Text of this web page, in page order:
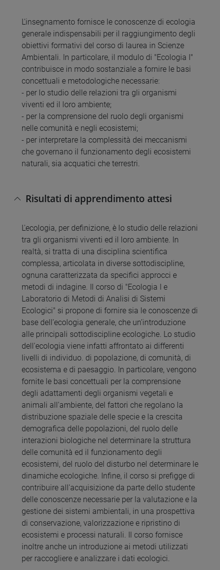
L'insegnamento fornisce le conoscenze di ecologia
generale indispensabili per il raggiungimento degli
obiettivi formativi del corso di laurea in Scienze
Ambientali. In particolare, il modulo di "Ecologia I"
contribuisce in modo sostanziale a fornire le basi
concettuali e metodologiche necessarie:
- per lo studio delle relazioni tra gli organismi
viventi ed il loro ambiente;
- per la comprensione del ruolo degli organismi
nelle comunità e negli ecosistemi;
- per interpretare la complessità dei meccanismi
che governano il funzionamento degli ecosistemi
naturali, sia acquatici che terrestri.
Risultati di apprendimento attesi
L'ecologia, per definizione, è lo studio delle relazioni
tra gli organismi viventi ed il loro ambiente. In
realtà, si tratta di una disciplina scientifica
complessa, articolata in diverse sottodiscipline,
ognuna caratterizzata da specifici approcci e
metodi di indagine. Il corso di "Ecologia I e
Laboratorio di Metodi di Analisi di Sistemi
Ecologici" si propone di fornire sia le conoscenze di
base dell’ecologia generale, che un’introduzione
alle principali sottodiscipline ecologiche. Lo studio
dell'ecologia viene infatti affrontato ai differenti
livelli di individuo. di popolazione, di comunità, di
ecosistema e di paesaggio. In particolare, vengono
fornite le basi concettuali per la comprensione
degli adattamenti degli organismi vegetali e
animali all'ambiente, del fattori che regolano la
distribuzione spaziale delle specie e la crescita
demografica delle popolazioni, del ruolo delle
interazioni biologiche nel determinare la struttura
delle comunità ed il funzionamento degli
ecosistemi, del ruolo del disturbo nel determinare le
dinamiche ecologiche. Infine, il corso si prefigge di
contribuire all'acquisizione da parte dello studente
delle conoscenze necessarie per la valutazione e la
gestione dei sistemi ambientali, in una prospettiva
di conservazione, valorizzazione e ripristino di
ecosistemi e processi naturali. Il corso fornisce
inoltre anche un introduzione ai metodi utilizzati
per raccogliere e analizzare i dati ecologici.